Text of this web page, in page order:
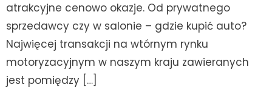
atrakcyjne cenowo okazje. Od prywatnego
sprzedawcy czy w salonie – gdzie kupić auto?
Najwięcej transakcji na wtórnym rynku
motoryzacyjnym w naszym kraju zawieranych
jest pomiędzy […]